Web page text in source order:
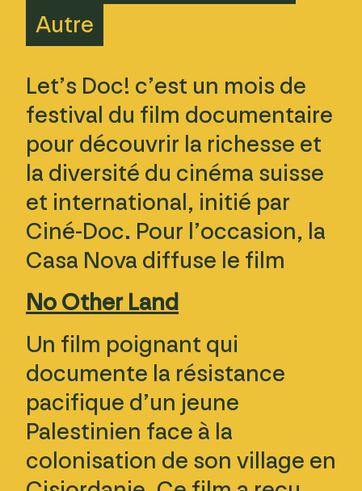
Autre
Let’s Doc! c’est un mois de
festival du film documentaire
pour découvrir la richesse et
la diversité du cinéma suisse
et international, initié par
Ciné-Doc. Pour l’occasion, la
Casa Nova diffuse le film
No Other Land
Un film poignant qui
documente la résistance
pacifique d’un jeune
Palestinien face à la
colonisation de son village en